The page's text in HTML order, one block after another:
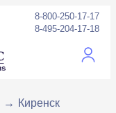
8-800-250-17-17
8-495-204-17-18
→ Киренск